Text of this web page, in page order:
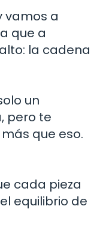
vamos a
que a
la cadena
un
pero te
que eso.
cada pieza
equilibrio de